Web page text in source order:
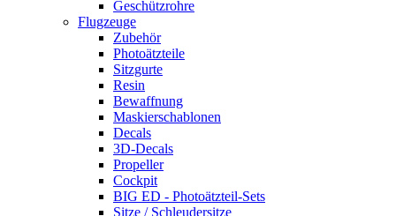
Geschützrohre
Flugzeuge
Zubehör
Photoätzteile
Sitzgurte
Resin
Bewaffnung
Maskierschablonen
Decals
3D-Decals
Propeller
Cockpit
BIG ED - Photoätzteil-Sets
Sitze / Schleudersitze